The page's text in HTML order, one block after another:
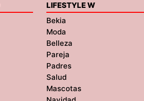
LIFESTYLE W
Bekia
Moda
Belleza
Pareja
Padres
Salud
Mascotas